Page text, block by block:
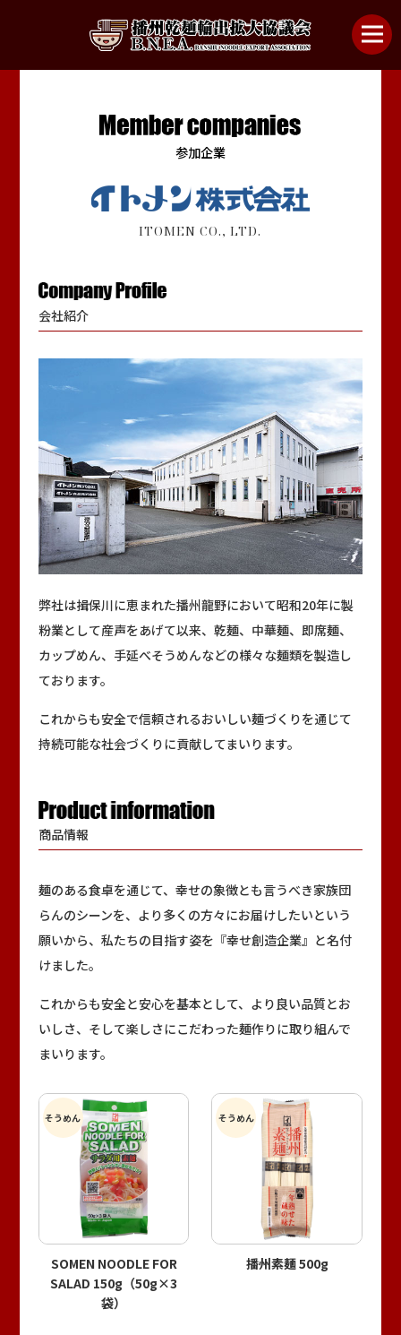
播州乾麺ってなんだ？
播州乾麺の種類
参加企業
お問い合わせ
プライバシーポリシー
ソーシャルメディアポリシー
JP EN 中文 VI
参加企業
ITOMEN CO., LTD.
会社紹介
弊社は揖保川に恵まれた播州龍野において昭和20年に製
粉業として産声をあげて以来、乾麺、中華麺、即席麺、
カップめん、手延べそうめんなどの様々な麺類を製造し
ております。
これからも安全で信頼されるおいしい麺づくりを通じて
持続可能な社会づくりに貢献してまいります。
商品情報
麺のある食卓を通じて、幸せの象徴とも言うべき家族団
らんのシーンを、より多くの方々にお届けしたいという
願いから、私たちの目指す姿を『幸せ創造企業』と名付
けました。
これからも安全と安心を基本として、より良い品質とお
いしさ、そして楽しさにこだわった麺作りに取り組んで
まいります。
SOMEN NOODLE FOR
SALAD 150g（50g×3
袋）
そうめん
播州素麺 500g
そうめん